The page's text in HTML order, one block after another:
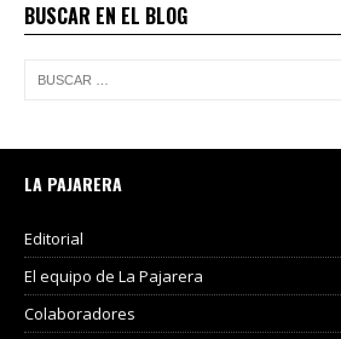
BUSCAR EN EL BLOG
LA PAJARERA
Editorial
El equipo de La Pajarera
Colaboradores